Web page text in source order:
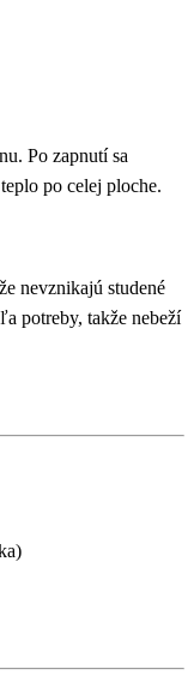
Po zapnutí sa
po celej ploche.
nevznikajú studené
potreby, takže nebeží